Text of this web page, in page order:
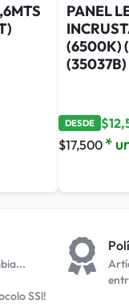
PANEL
(6500K)
(35037B)
DESDE $
$17,500 *
SSl!